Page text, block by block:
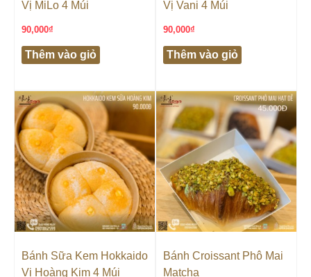
Vị MiLo 4 Múi
90,000₫
Thêm vào giỏ
Vị Vani 4 Múi
90,000₫
Thêm vào giỏ
Bánh Sữa Kem Hokkaido
Vị Hoàng Kim 4 Múi
Bánh Croissant Phô Mai
Matcha